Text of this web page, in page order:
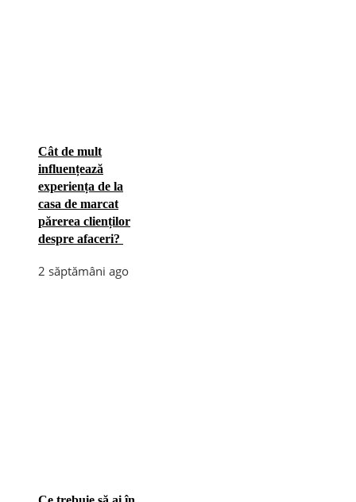
Cât de mult
influențează
experiența de la
casa de marcat
părerea clienților
despre afaceri?
2 săptămâni ago